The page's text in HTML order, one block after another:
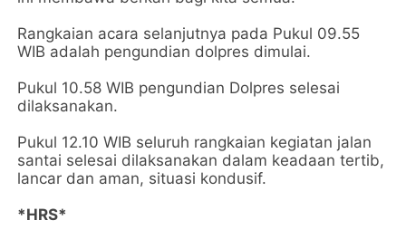
Rangkaian acara selanjutnya pada Pukul 09.55
WIB adalah pengundian dolpres dimulai.
Pukul 10.58 WIB pengundian Dolpres selesai
dilaksanakan.
Pukul 12.10 WIB seluruh rangkaian kegiatan jalan
santai selesai dilaksanakan dalam keadaan tertib,
lancar dan aman, situasi kondusif.
*HRS*